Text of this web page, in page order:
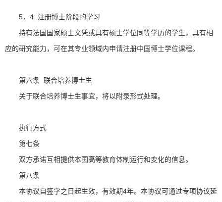
5．4 注册博士阶段的学习
持有法国国家硕士文凭或具有硕士学位同等学历的学生，具有相
应的研究能力，可在其专业领域内申请注册中国博士学位课程。
第六条 联合培养博士生
关于联合培养博士生事宜，将以附录形式处理。
执行方式
第七条
双方承诺互相提供本国高等教育体制运行和变化的信息。
第八条
本协议自签字之日起生效，有效期4年。本协议可通过专项协议延